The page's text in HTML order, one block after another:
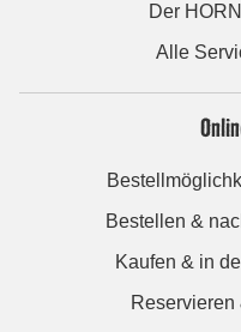
Der
Alle
Bestellen &
Kaufen & in
Reservieren